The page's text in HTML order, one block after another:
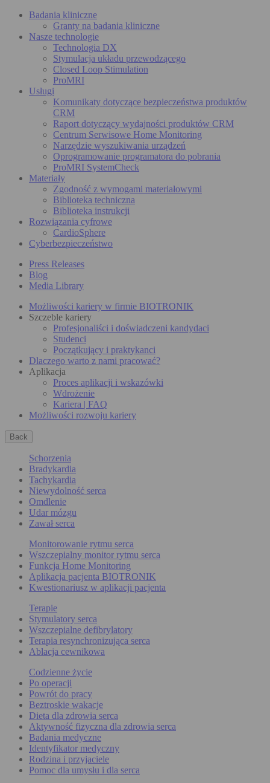
Badania kliniczne
Granty na badania kliniczne
Nasze technologie
Technologia DX
Stymulacja układu przewodzącego
Closed Loop Stimulation
ProMRI
Usługi
Komunikaty dotyczące bezpieczeństwa produktów
CRM
Raport dotyczący wydajności produktów CRM
Centrum Serwisowe Home Monitoring
Narzędzie wyszukiwania urządzeń
Oprogramowanie programatora do pobrania
ProMRI SystemCheck
Materiały
Zgodność z wymogami materiałowymi
Biblioteka techniczna
Biblioteka instrukcji
Rozwiązania cyfrowe
CardioSphere
Cyberbezpieczeństwo
Press Releases
Blog
Media Library
Możliwości kariery w firmie BIOTRONIK
Szczeble kariery
Profesjonaliści i doświadczeni kandydaci
Studenci
Początkujący i praktykanci
Dlaczego warto z nami pracować?
Aplikacja
Proces aplikacji i wskazówki
Wdrożenie
Kariera | FAQ
Możliwości rozwoju kariery
Back
Schorzenia
Bradykardia
Tachykardia
Niewydolność serca
Omdlenie
Udar mózgu
Zawał serca
Monitorowanie rytmu serca
Wszczepialny monitor rytmu serca
Funkcja Home Monitoring
Aplikacja pacjenta BIOTRONIK
Kwestionariusz w aplikacji pacjenta
Terapie
Stymulatory serca
Wszczepialne defibrylatory
Terapia resynchronizująca serca
Ablacja cewnikowa
Codzienne życie
Po operacji
Powrót do pracy
Beztroskie wakacje
Dieta dla zdrowia serca
Aktywność fizyczna dla zdrowia serca
Badania medyczne
Identyfikator medyczny
Rodzina i przyjaciele
Pomoc dla umysłu i dla serca